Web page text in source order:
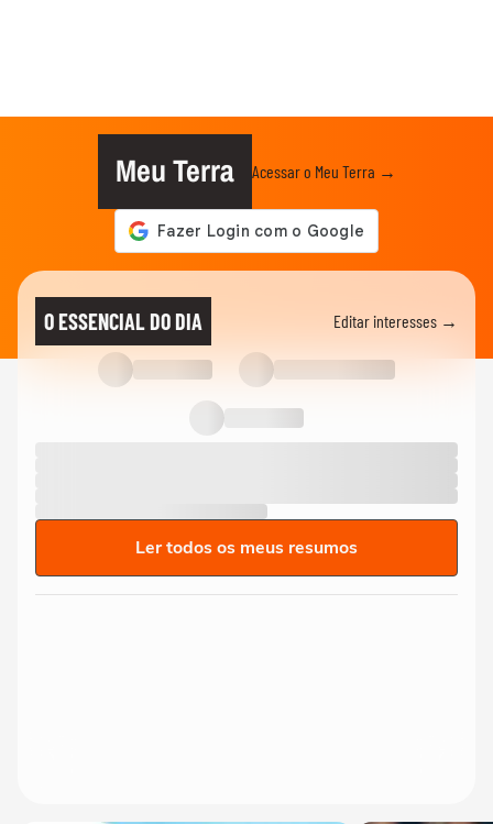
Meu Terra Acessar o Meu Terra →
O ESSENCIAL DO DIA Editar interesses →
Ler todos os meus resumos